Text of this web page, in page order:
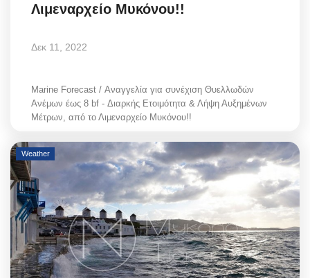
Λιμεναρχείο Μυκόνου!!
Δεκ 11, 2022
Marine Forecast / Αναγγελία για συνέχιση Θυελλωδών
Ανέμων έως 8 bf - Διαρκής Ετοιμότητα & Λήψη Αυξημένων
Μέτρων, από το Λιμεναρχείο Μυκόνου!!
Weather